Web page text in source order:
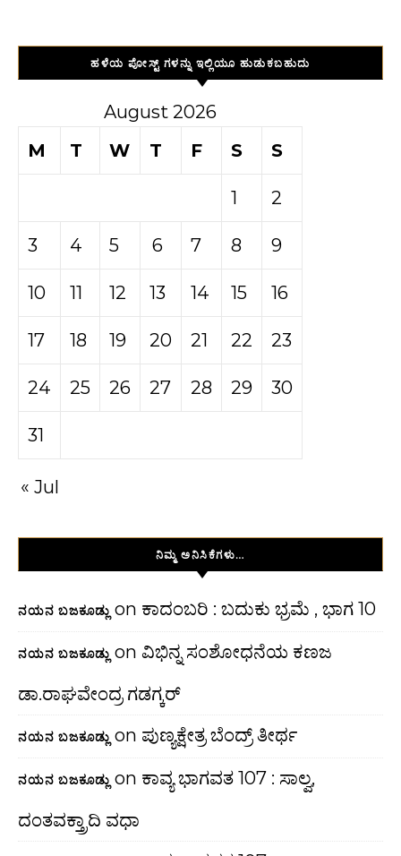
ಹಳೆಯ ಪೋಸ್ಟ್ ಗಳನ್ನು ಇಲ್ಲಿಯೂ ಹುಡುಕಬಹುದು
August 2026
M
T W T F S S
1 2
3 4 5 6 7 8 9
10 11 12 13 14 15 16
17 18 19 20 21 22 23
24 25 26 27 28 29 30
31
« Jul
ನಿಮ್ಮ ಅನಿಸಿಕೆಗಳು…
ನಯನ ಬಜಕೂಡ್ಲು on ಕಾದಂಬರಿ : ಬದುಕು ಭ್ರಮೆ , ಭಾಗ 10
ನಯನ ಬಜಕೂಡ್ಲು on ವಿಭಿನ್ನ ಸಂಶೋಧನೆಯ ಕಣಜ
ಡಾ.ರಾಘವೇಂದ್ರ ಗಡಗ್ಕರ್
ನಯನ ಬಜಕೂಡ್ಲು on ಪುಣ್ಯಕ್ಷೇತ್ರ ಬೆಂದ್ರ್ ತೀರ್ಥ
ನಯನ ಬಜಕೂಡ್ಲು on ಕಾವ್ಯ ಭಾಗವತ 107 : ಸಾಲ್ವ,
ದಂತವಕ್ತ್ರಾದಿ ವಧಾ